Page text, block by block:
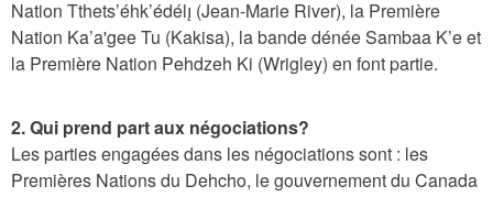
e
a
s
r
e
Nation Tthets’éhk’édélı̨ (Jean-Marie River), la Première
Nation Ka’a'gee Tu (Kakisa), la bande dénée Sambaa K’e et
la Première Nation Pehdzeh Ki (Wrigley) en font partie.
2. Qui prend part aux négociations?
Les parties engagées dans les négociations sont : les
Premières Nations du Dehcho, le gouvernement du Canada